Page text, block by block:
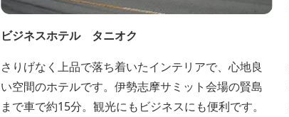
ビジネスホテル タニオク
さりげなく上品で落ち着いたインテリアで、心地良
い空間のホテルです。伊勢志摩サミット会場の賢島
まで車で約15分。観光にもビジネスにも便利です。